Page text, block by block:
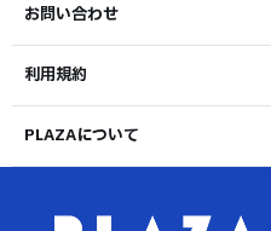
お問い合わせ
利用規約
PLAZAについて